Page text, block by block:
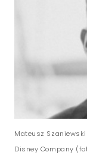
Mateusz
Disney Company